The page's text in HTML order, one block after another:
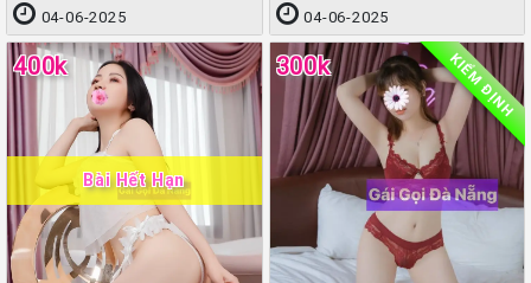
04-06-2025
04-06-2025
400k
Bài Hết Hạn
300k KIỂM ĐỊNH